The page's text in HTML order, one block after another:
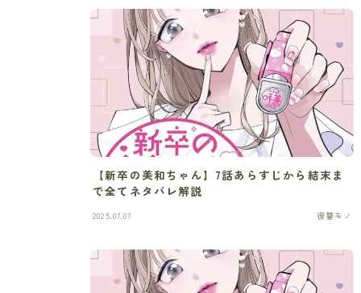
【新卒の美和ちゃん】7話あらすじから結末ま
で全てネタバレ解説
2025.07.07 復讐モノ